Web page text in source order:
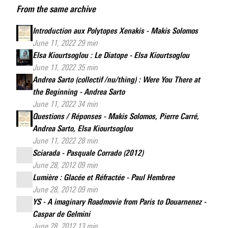
du
Polytope
de
Cluny
From the same archive
Introduction auxPolytopesXenakis - Makis Solomos
June 11, 2022 29 min
Elsa Kiourtsoglou : Le Diatope- Elsa Kiourtsoglou
June 11, 2022 35 min
Andrea Sarto (collectif /nu/thing) : Were You There at
the Beginning- Andrea Sarto
June 11, 2022 34 min
Questions / Réponses - Makis Solomos, Pierre Carré,
Andrea Sarto, Elsa Kiourtsoglou
June 11, 2022 28 min
Sciarada - Pasquale Corrado (2012)
June 28, 2012 09 min
Lumière : Glacée et Réfractée - Paul Hembree
June 28, 2012 09 min
YS - A imaginary Roadmovie from Paris to Douarnenez -
Caspar de Gelmini